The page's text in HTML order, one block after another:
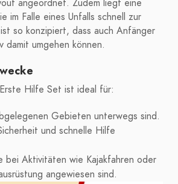
angeordnet. Zudem liegt eine
im Falle eines Unfalls schnell zur
so konzipiert, dass auch Anfänger
damit umgehen können.
Hilfe Set ist ideal für:
Gebieten unterwegs sind.
und schnelle Hilfe
bei Aktivitäten wie Kajakfahren oder
angewiesen sind.